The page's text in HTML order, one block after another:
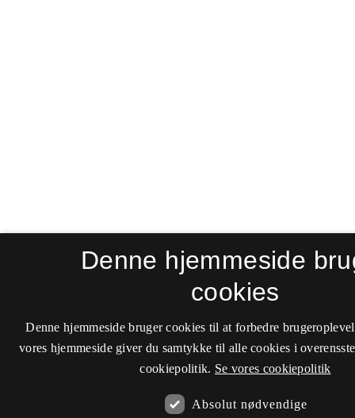
Denne hjemmeside
cookies
Denne hjemmeside bruger cookies til at forbedre
vores hjemmeside giver du samtykke til alle cookies i
cookiepolitik. Se vores cookiepolitik
Absolut nødvendige